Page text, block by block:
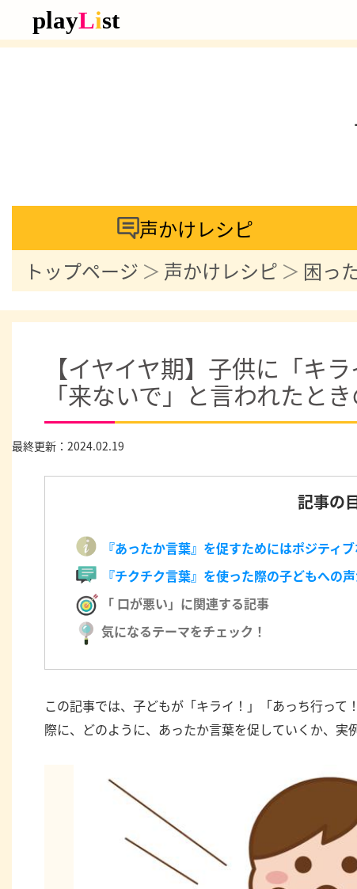
声かけレシピ
トップページ
声かけレシピ 困っ
【イヤイヤ期】子供に「キ
「来ないで」と言われたと
最終更新：2024.02.19
記事の
『あったか言葉』を促すためにはポジティ
『チクチク言葉』を使った際の子どもへの
「 口が悪い」に関連する記事
気になるテーマをチェック！
この記事では、子どもが「キライ！」「あっち行っ
際に、どのように、あったか言葉を促していくか、実